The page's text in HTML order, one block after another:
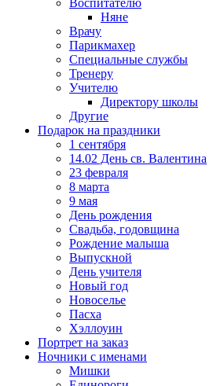
Няне
Врачу
Парикмахер
Специальные службы
Тренеру
Учителю
Директору школы
Другие
Подарок на праздники
1 сентября
14.02 День св. Валентина
23 февраля
8 марта
9 мая
День рождения
Свадьба, годовщина
Рождение малыша
Выпускной
День учителя
Новый год
Новоселье
Пасха
Хэллоуин
Портрет на заказ
Ночники с именами
Мишки